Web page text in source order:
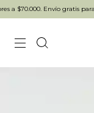
$70.000. Envío gratis para